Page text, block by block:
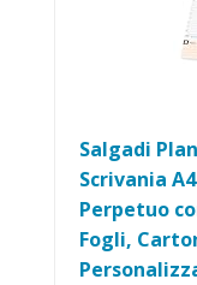
Salgadi
Scrivania
Perpetuo
Fogli,